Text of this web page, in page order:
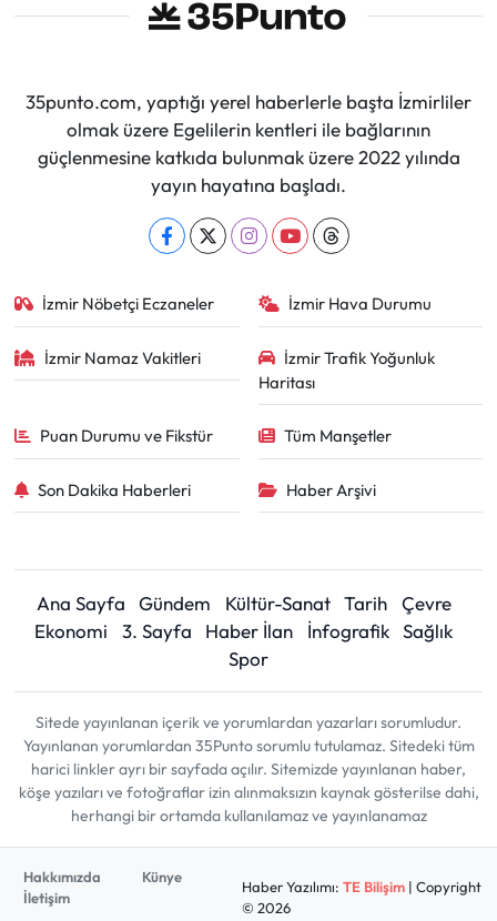
35punto.com, yaptığı yerel haberlerle başta İzmirliler
olmak üzere Egelilerin kentleri ile bağlarının
güçlenmesine katkıda bulunmak üzere 2022 yılında
yayın hayatına başladı.
İzmir Nöbetçi Eczaneler İzmir Hava Durumu
İzmir Namaz Vakitleri
İzmir Trafik Yoğunluk
Haritası
Puan Durumu ve Fikstür Tüm Manşetler
Son Dakika Haberleri Haber Arşivi
Ana Sayfa Gündem Kültür-Sanat Tarih
Çevre
Ekonomi
3. Sayfa Haber İlan İnfografik Sağlık
Spor
Sitede yayınlanan içerik ve yorumlardan yazarları sorumludur.
Yayınlanan yorumlardan 35Punto sorumlu tutulamaz. Sitedeki tüm
harici linkler ayrı bir sayfada açılır. Sitemizde yayınlanan haber,
köşe yazıları ve fotoğraflar izin alınmaksızın kaynak gösterilse dahi,
herhangi bir ortamda kullanılamaz ve yayınlanamaz
Hakkımızda
Künye
İletişim
Haber Yazılımı: TE Bilişim| Copyright
© 2026